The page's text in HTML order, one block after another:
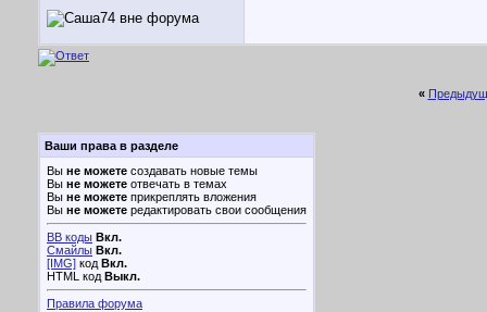
«
Ваши права в разделе
Вы не можете создавать новые темы
Вы не можете отвечать в темах
Вы не можете прикреплять вложения
Вы не можете редактировать свои сообщения
BB коды Вкл.
Смайлы Вкл.
[IMG] код Вкл.
HTML код Выкл.
Правила форума